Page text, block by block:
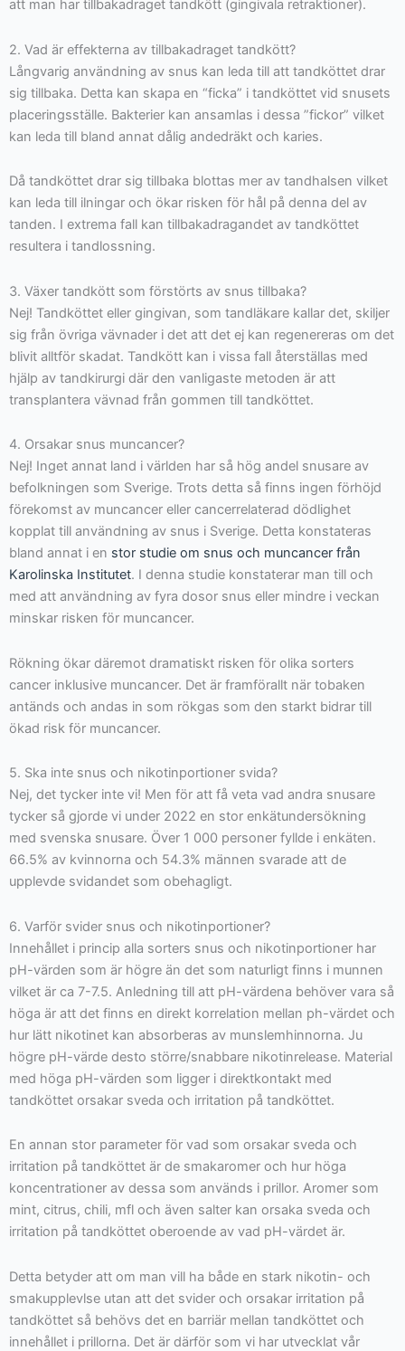
att man har tillbakadraget tandkött (gingivala retraktioner).
2. Vad är effekterna av tillbakadraget tandkött?
Långvarig användning av snus kan leda till att tandköttet drar
sig tillbaka. Detta kan skapa en “ficka” i tandköttet vid snusets
placeringsställe. Bakterier kan ansamlas i dessa ”fickor” vilket
kan leda till bland annat dålig andedräkt och karies.
Då tandköttet drar sig tillbaka blottas mer av tandhalsen vilket
kan leda till ilningar och ökar risken för hål på denna del av
tanden. I extrema fall kan tillbakadragandet av tandköttet
resultera i tandlossning.
3. Växer tandkött som förstörts av snus tillbaka?
Nej! Tandköttet eller gingivan, som tandläkare kallar det, skiljer
sig från övriga vävnader i det att det ej kan regenereras om det
blivit alltför skadat. Tandkött kan i vissa fall återställas med
hjälp av tandkirurgi där den vanligaste metoden är att
transplantera vävnad från gommen till tandköttet.
4. Orsakar snus muncancer?
Nej! Inget annat land i världen har så hög andel snusare av
befolkningen som Sverige. Trots detta så finns ingen förhöjd
förekomst av muncancer eller cancerrelaterad dödlighet
kopplat till användning av snus i Sverige. Detta konstateras
bland annat i en stor studie om snus och muncancer från
Karolinska Institutet. I denna studie konstaterar man till och
med att användning av fyra dosor snus eller mindre i veckan
minskar risken för muncancer.
Rökning ökar däremot dramatiskt risken för olika sorters
cancer inklusive muncancer. Det är framförallt när tobaken
antänds och andas in som rökgas som den starkt bidrar till
ökad risk för muncancer.
5. Ska inte snus och nikotinportioner svida?
Nej, det tycker inte vi! Men för att få veta vad andra snusare
tycker så gjorde vi under 2022 en stor enkätundersökning
med svenska snusare. Över 1 000 personer fyllde i enkäten.
66.5% av kvinnorna och 54.3% männen svarade att de
upplevde svidandet som obehagligt.
6. Varför svider snus och nikotinportioner?
Innehållet i princip alla sorters snus och nikotinportioner har
pH-värden som är högre än det som naturligt finns i munnen
vilket är ca 7-7.5. Anledning till att pH-värdena behöver vara så
höga är att det finns en direkt korrelation mellan ph-värdet och
hur lätt nikotinet kan absorberas av munslemhinnorna. Ju
högre pH-värde desto större/snabbare nikotinrelease. Material
med höga pH-värden som ligger i direktkontakt med
tandköttet orsakar sveda och irritation på tandköttet.
En annan stor parameter för vad som orsakar sveda och
irritation på tandköttet är de smakaromer och hur höga
koncentrationer av dessa som används i prillor. Aromer som
mint, citrus, chili, mfl och även salter kan orsaka sveda och
irritation på tandköttet oberoende av vad pH-värdet är.
Detta betyder att om man vill ha både en stark nikotin- och
smakupplevlse utan att det svider och orsakar irritation på
tandköttet så behövs det en barriär mellan tandköttet och
innehållet i prillorna. Det är därför som vi har utvecklat vår